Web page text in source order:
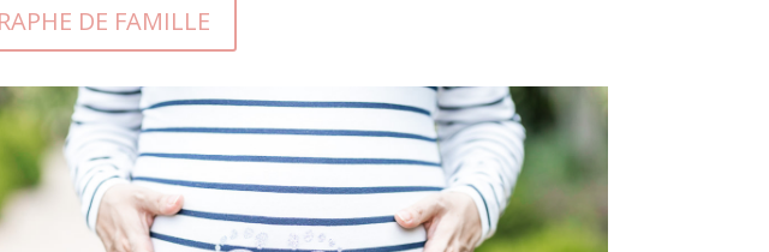
DE FAMILLE